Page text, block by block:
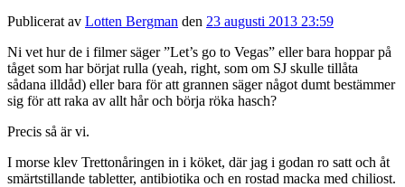
Publicerat av Lotten Bergman den 23 augusti 2013 23:59
Ni vet hur de i filmer säger ”Let’s go to Vegas” eller bara hoppar på
tåget som har börjat rulla (yeah, right, som om SJ skulle tillåta
sådana illdåd) eller bara för att grannen säger något dumt bestämmer
sig för att raka av allt hår och börja röka hasch?
Precis så är vi.
I morse klev Trettonåringen in i köket, där jag i godan ro satt och åt
smärtstillande tabletter, antibiotika och en rostad macka med chiliost.